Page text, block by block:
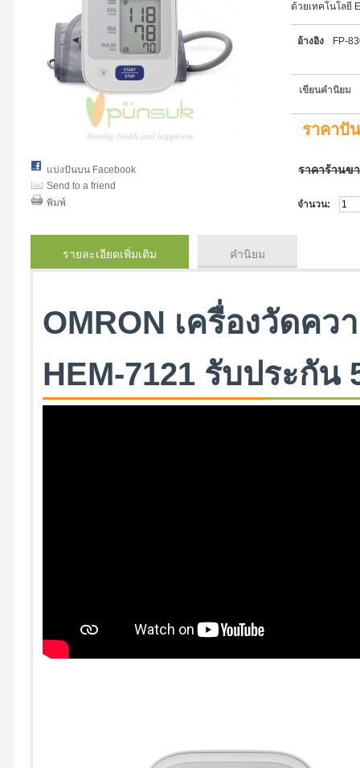
แบ่งปันบน Facebook
Send to a friend
พิมพ์
ด้วยเทคโนโลยี
อ้างอิง FP-
เขียนคำนิยม
ราคาปั
ราคาร้านข
จำนวน:
รายละเอียดเพิ่มเติม คำนิยม
OMRON เครื่องวัดค
HEM-7121 รับประกัน